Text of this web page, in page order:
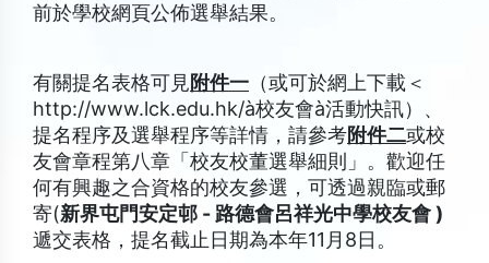
前於學校網頁公佈選舉結果。
有關提名表格可見附件一 （或可於網上下載＜
http://www.lck.edu.hk/à校友會à活動快訊）、
提名程序及選舉程序等詳情，請參考附件二或校
友會章程第八章「校友校董選舉細則」。歡迎任
何有興趣之合資格的校友參選，可透過親臨或郵
寄(新界屯門安定邨 - 路德會呂祥光中學校友會)
遞交表格，提名截止日期為本年11月8日。